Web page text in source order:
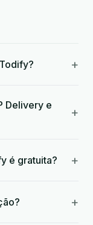
+
Delivery e
+
é gratuita? +
+